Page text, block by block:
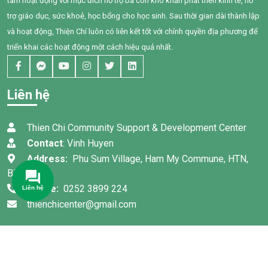
những bước tiến đầy tự hào.
trợ giáo dục, sức khoẻ, học bổng cho học sinh. Sau thời gian dài thành lập
và hoạt động, Thiện Chí luôn có liên kết tốt với chính quyền địa phương để
triển khai các hoạt động một cách hiệu quả nhất.
Liên hệ
Thien Chi Community Support & Development Center
Contact: Vinh Huyen
Address: Phu Sum Village, Ham My Commune, HTN,
Binh Thuan
Phone: 0252 3899 224
thienchicenter@gmail.com